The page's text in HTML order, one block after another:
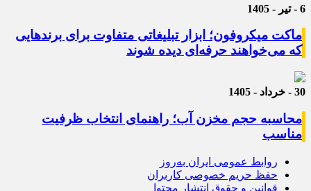
6 - تیر - 1405
ماکت میکروفون؛ ابزار تبلیغاتی متفاوت برای برندهایی
که می‌خواهند حرفه‌ای دیده شوند
30 - خرداد - 1405
محاسبه حجم مخزن آب؛ راهنمای انتخاب ظرفیت
مناسب
روابط عمومی ایران به‌روز
حفظ حریم خصوصی کاربران
قوانین و حقوق انتشار محتوا